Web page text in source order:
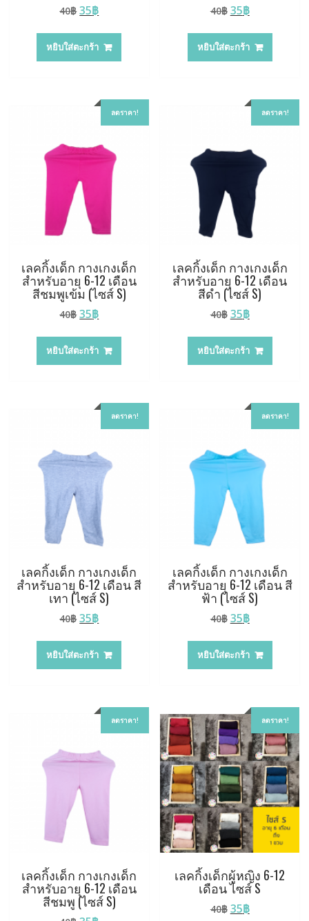
40฿Original
was:
40฿.
35฿Current
is:
35฿.
หยิบใส่ตะกร้า
40฿ Original
was:
40฿.
35฿Current
is:
35฿.
หยิบใส่ตะกร้า
ลดราคา!
เลคกิ้งเด็ก กางเกงเด็ก
สำหรับอายุ 6-12 เดือน
สีชมพูเข้ม (ไซส์ S)
40฿Original
was:
40฿.
35฿Current
is:
35฿.
หยิบใส่ตะกร้า
ลดราคา!
เลคกิ้งเด็ก กางเกงเด็ก
สำหรับอายุ 6-12 เดือน
สีดำ (ไซส์ S)
40฿ Original
was:
40฿.
35฿Current
is:
35฿.
หยิบใส่ตะกร้า
ลดราคา!
เลคกิ้งเด็ก กางเกงเด็ก
สำหรับอายุ 6-12 เดือน สี
เทา (ไซส์ S)
40฿Original
was:
40฿.
35฿Current
is:
35฿.
หยิบใส่ตะกร้า
ลดราคา!
เลคกิ้งเด็ก กางเกงเด็ก
สำหรับอายุ 6-12 เดือน สี
ฟ้า (ไซส์ S)
40฿ Original
was:
40฿.
35฿Current
is:
35฿.
หยิบใส่ตะกร้า
ลดราคา!
เลคกิ้งเด็ก กางเกงเด็ก
สำหรับอายุ 6-12 เดือน
สีชมพู (ไซส์ S)
ลดราคา!
เลคกิ้งเด็กผู้หญิง 6-12
เดือน ไซส์ S
40฿ Original
35฿Current